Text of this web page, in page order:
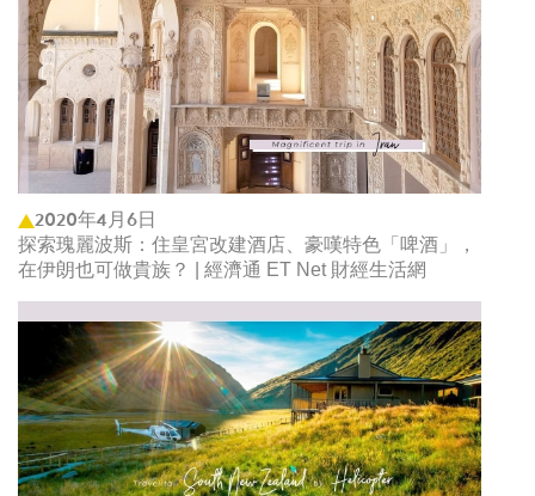
2020年4月6日
探索瑰麗波斯：住皇宮改建酒店、豪嘆特色「啤酒」，
在伊朗也可做貴族？ | 經濟通 ET Net 財經生活網